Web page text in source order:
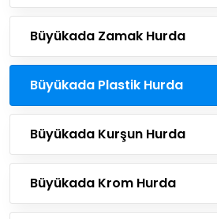
Büyükada Zamak Hurda
Büyükada Plastik Hurda
Büyükada Kurşun Hurda
Büyükada Krom Hurda